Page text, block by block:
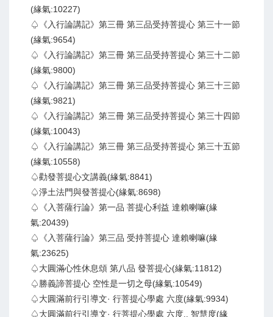
(緣氣:10227)
♤《入行論講記》第三冊 第三品受持菩提心 第三十一節
(緣氣:9654)
♤《入行論講記》第三冊 第三品受持菩提心 第三十二節
(緣氣:9800)
♤《入行論講記》第三冊 第三品受持菩提心 第三十三節
(緣氣:9821)
♤《入行論講記》第三冊 第三品受持菩提心 第三十四節
(緣氣:10043)
♤《入行論講記》第三冊 第三品受持菩提心 第三十五節
(緣氣:10558)
♤勸發菩提心文講義(緣氣:8841)
♤淨土法門與發菩提心(緣氣:8698)
♤《入菩薩行論》第一品 菩提心利益 達賴喇嘛(緣
氣:20439)
♤《入菩薩行論》第三品 受持菩提心 達賴喇嘛(緣
氣:23625)
♤大圓滿心性休息頌 第八品 發菩提心(緣氣:11812)
♤勝義諦菩提心 空性是一切之母(緣氣:10549)
♤大圓滿前行引導文· 行菩提心學處 六度(緣氣:9934)
♤大圓滿前行引導文· 行菩提心學處 六度.. 智慧度(緣